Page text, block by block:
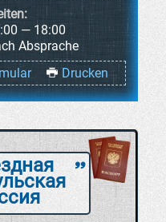
— 18:00
Absprache
Drucken
a